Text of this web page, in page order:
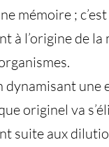
mémoire ;
à l’origine de la
dynamisant une
originel va
suite aux